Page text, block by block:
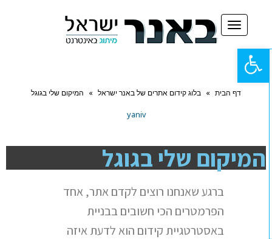
פתח
סרגל
נגישות
תפריט
דף הבית » בלוג קידום אתרים של באנר ישראל » המיקום שלי בגוגל
yaniv
המיקום שלי בגוגל
ברגע שאנחנו רוצים לקדם אתר, אחד
הפרמטרים הכי חשובים בבניית
באסטרטגיית קידום הוא לדעת איזה